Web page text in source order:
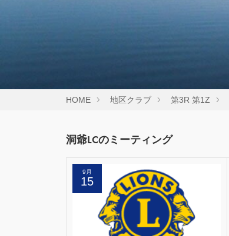
HOME 地区クラブ 第3R 第1Z
洞爺LCのミーティング
9月
15